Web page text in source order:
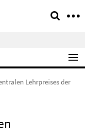
Lehrpreises der